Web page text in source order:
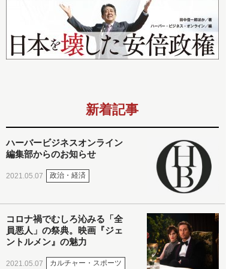
新着記事
ハーバービジネスオンライン
編集部からのお知らせ
2021.05.07 政治・経済
コロナ禍でむしろ沁みる「全
員悪人」の祭典。映画『ジェ
ントルメン』の魅力
2021.05.07 カルチャー・スポーツ